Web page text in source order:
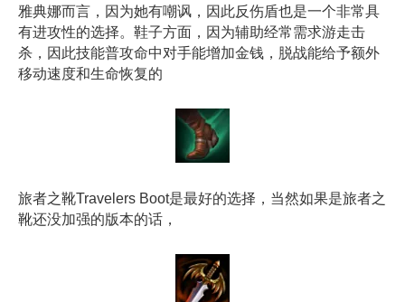
雅典娜而言，因为她有嘲讽，因此反伤盾也是一个非常具
有进攻性的选择。鞋子方面，因为辅助经常需求游走击
杀，因此技能普攻命中对手能增加金钱，脱战能给予额外
移动速度和生命恢复的
旅者之靴Travelers Boot是最好的选择，当然如果是旅者之
靴还没加强的版本的话，